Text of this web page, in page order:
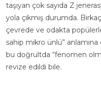
taşıyan çok sayıda Z
yola çıkmış durumda.
çevrede ve odakta
sahip mikro ünlü”
bu doğrultda “fenomen
revize edildi bile.